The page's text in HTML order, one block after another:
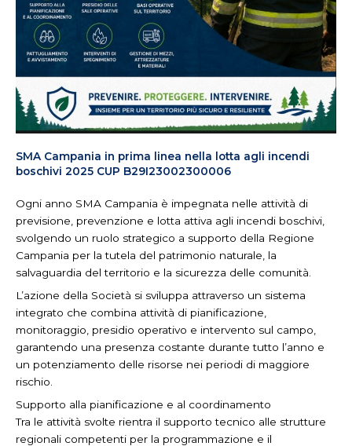
SMA Campania in prima linea nella lotta agli incendi
boschivi 2025 CUP B29I23002300006
Ogni anno SMA Campania è impegnata nelle attività di
previsione, prevenzione e lotta attiva agli incendi boschivi,
svolgendo un ruolo strategico a supporto della Regione
Campania per la tutela del patrimonio naturale, la
salvaguardia del territorio e la sicurezza delle comunità.
L’azione della Società si sviluppa attraverso un sistema
integrato che combina attività di pianificazione,
monitoraggio, presidio operativo e intervento sul campo,
garantendo una presenza costante durante tutto l’anno e
un potenziamento delle risorse nei periodi di maggiore
rischio.
Supporto alla pianificazione e al coordinamento
Tra le attività svolte rientra il supporto tecnico alle strutture
regionali competenti per la programmazione e il